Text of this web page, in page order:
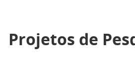
Projetos de